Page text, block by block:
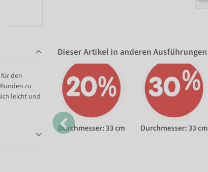
den
zu
leicht und
Dieser Artikel in anderen Ausführungen
Durchmesser: 33 cm Durchmesser: 33 cm